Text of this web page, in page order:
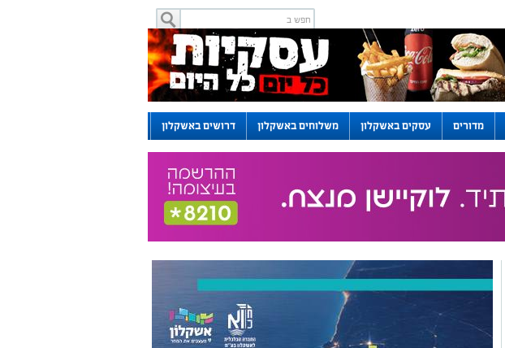
מדורים עסקים באשקלון משלוחים באשקלון דרושים באשקלון